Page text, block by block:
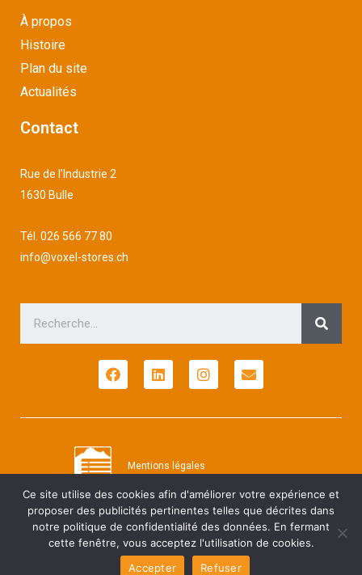
À propos
Histoire
Plan du site
Actualités
Contact
Rue de l’Industrie 2
1630 Bulle
Tél. 026 566 77 80
info@voxel-stores.ch
Mentions légales
©2022-2023, Voxel Stores, Sàrl. Tous droits réservés. Voxel Stores et son logo
sont des marques commerciales ou des marques déposées en Suisse.
Ce site utilise des cookies afin d'améliorer votre expérience et
proposer des publicités pertinentes telles que décrites dans
notre politique de confidentialité des données. En fermant
cette fenêtre, vous acceptez l'utilisation de cookies.
Accepter
Refuser